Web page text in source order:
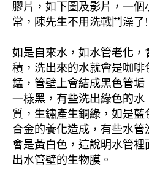
膠片，如下圖及影片，一
常，陳先生不用洗戰鬥澡了
如是自來水，如水管老化
積，洗出來的水就會是咖啡
錳，管壁上會結成黑色管垢
一樣黑，有些洗出綠色的水
質，生鏽產生銅綠，如是
合金的養化造成，有些水
會是黃白色，這說明水管
出水管壁的生物膜。